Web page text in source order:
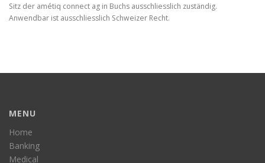
Sitz der amétiq connect ag in Buchs ausschliesslich zuständig.
Anwendbar ist ausschliesslich Schweizer Recht.
MENU
Home
Banking
Medical